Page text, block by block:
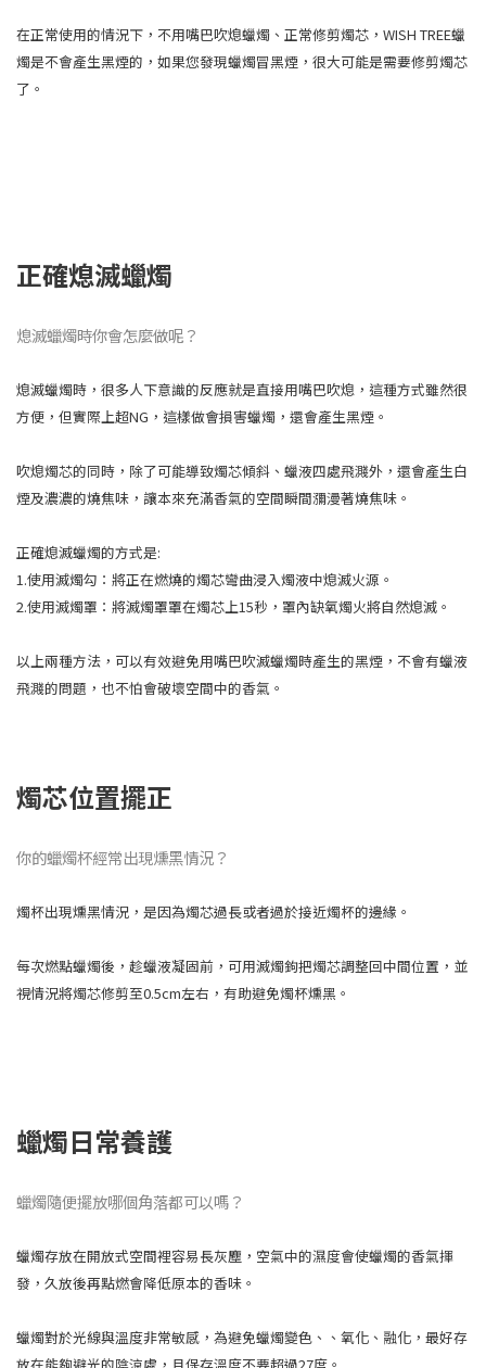
在正常使用的情況下，不用嘴巴吹熄蠟燭、正常修剪燭芯，WISH TREE蠟
燭是不會產生黑煙的，如果您發現蠟燭冒黑煙，很大可能是需要修剪燭芯
了。
正確熄滅蠟燭
熄滅蠟燭時你會怎麼做呢？
熄滅蠟燭時，很多人下意識的反應就是直接用嘴巴吹熄，這種方式雖然很
方便，但實際上超NG，這樣做會損害蠟燭，還會產生黑煙。
吹熄燭芯的同時，除了可能導致燭芯傾斜、蠟液四處飛濺外，還會產生白
煙及濃濃的燒焦味，讓本來充滿香氣的空間瞬間瀰漫著燒焦味。
正確熄滅蠟燭的方式是:
1.使用滅燭勾：將正在燃燒的燭芯彎曲浸入燭液中熄滅火源。
2.使用滅燭罩：將滅燭罩罩在燭芯上15秒，罩內缺氧燭火將自然熄滅。
以上兩種方法，可以有效避免用嘴巴吹滅蠟燭時產生的黑煙，不會有蠟液
飛濺的問題，也不怕會破壞空間中的香氣。
燭芯位置擺正
你的蠟燭杯經常出現燻黑情況？
燭杯出現燻黑情況，是因為燭芯過長或者過於接近燭杯的邊緣。
每次燃點蠟燭後，趁蠟液凝固前，可用滅燭鉤把燭芯調整回中間位置，並
視情況將燭芯修剪至0.5cm左右，有助避免燭杯燻黑。
蠟燭日常養護
蠟燭隨便擺放哪個角落都可以嗎？
蠟燭存放在開放式空間裡容易長灰塵，空氣中的濕度會使蠟燭的香氣揮
發，久放後再點燃會降低原本的香味。
蠟燭對於光線與溫度非常敏感，為避免蠟燭變色、、氧化、融化，最好存